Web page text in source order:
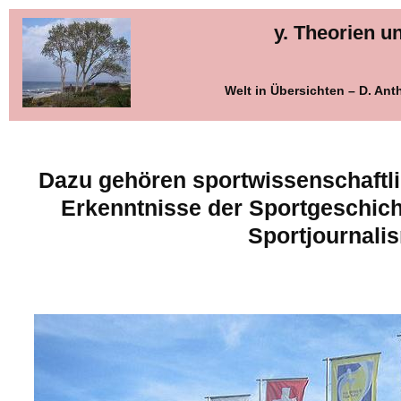
y. Theorien
Welt in Übersichten – D.
Dazu gehören
Erkenntnisse der